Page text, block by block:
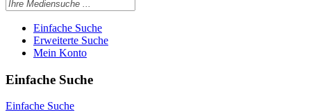
Einfache Suche
Erweiterte Suche
Mein Konto
Einfache Suche
Einfache Suche